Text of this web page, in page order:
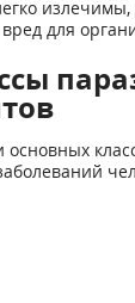
излечимы,
для